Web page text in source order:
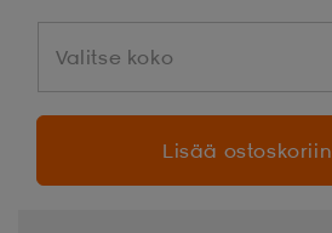
Valitse koko
Valitse koko
Lisää ostoskoriin